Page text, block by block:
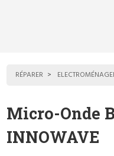
RÉPARER
Micro-Onde
INNOWAVE